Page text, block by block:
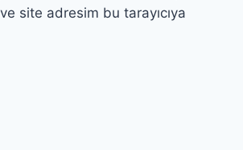
site adresim bu tarayıcıya